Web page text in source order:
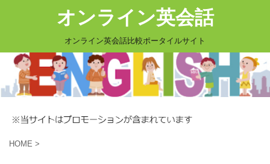
オンライン英会話
オンライン英会話比較ポータイルサイト
HOME >